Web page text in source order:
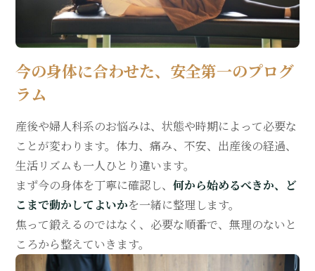
今の身体に合わせた、安全第一のプログ
ラム
産後や婦人科系のお悩みは、状態や時期によって必要な
ことが変わります。体力、痛み、不安、出産後の経過、
生活リズムも一人ひとり違います。
まず今の身体を丁寧に確認し、何から始めるべきか、ど
こまで動かしてよいかを一緒に整理します。
焦って鍛えるのではなく、必要な順番で、無理のないと
ころから整えていきます。